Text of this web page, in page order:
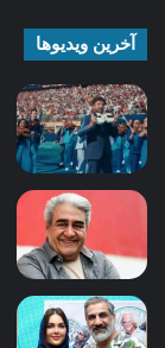
آخرین ویدیوها